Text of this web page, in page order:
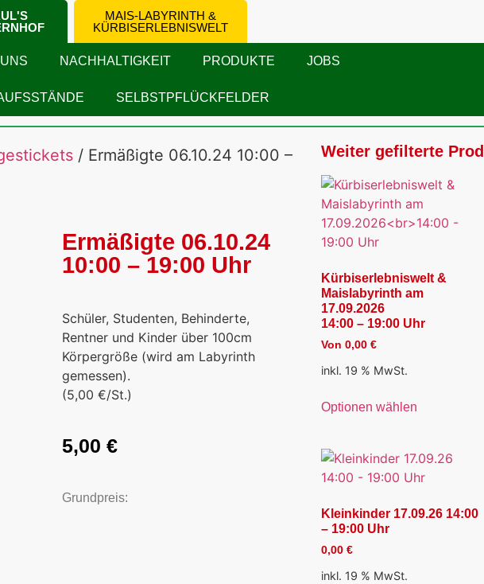
MAIS-LABYRINTH &
KÜRBISERLEBNISWELT
NACHHALTIGKEIT PRODUKTE JOBS
SELBSTPFLÜCKFELDER
/ Ermäßigte 06.10.24 10:00 –
Ermäßigte 06.10.24
10:00 – 19:00 Uhr
Schüler, Studenten, Behinderte,
Rentner und Kinder über 100cm
Körpergröße (wird am Labyrinth
gemessen).
(5,00 €/St.)
5,00€
Grundpreis:
Weiter gefilterte
Kürbiserlebniswelt &
Maislabyrinth am
17.09.2026
14:00 – 19:00 Uhr
Von 0,00 €
inkl. 19 % MwSt.
Optionen wählen
Kleinkinder 17.09.26 14:00
– 19:00 Uhr
0,00 €
inkl. 19 % MwSt.